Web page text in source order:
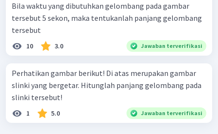
Bila waktu yang dibutuhkan gelombang pada gambar
tersebut 5 sekon, maka tentukanlah panjang gelombang
tersebut
10 3.0 Jawaban terverifikasi
Perhatikan gambar berikut! Di atas merupakan gambar
slinki yang bergetar. Hitunglah panjang gelombang pada
slinki tersebut!
1 5.0 Jawaban terverifikasi